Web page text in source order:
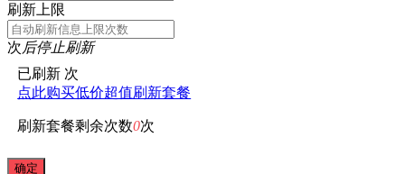
刷新上限
次后停止刷新
已刷新 次
点此购买低价超值刷新套餐
刷新套餐剩余次数0次